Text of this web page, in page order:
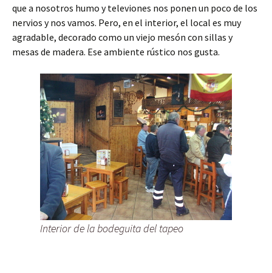
que a nosotros humo y televiones nos ponen un poco de los
nervios y nos vamos. Pero, en el interior, el local es muy
agradable, decorado como un viejo mesón con sillas y
mesas de madera. Ese ambiente rústico nos gusta.
Interior de la bodeguita del tapeo